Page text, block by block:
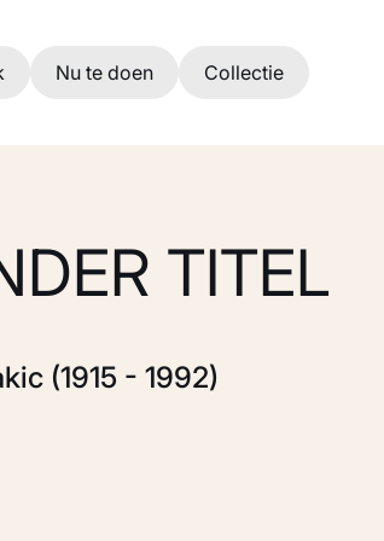
Nu te doen Collectie
TITEL
(1915 - 1992)